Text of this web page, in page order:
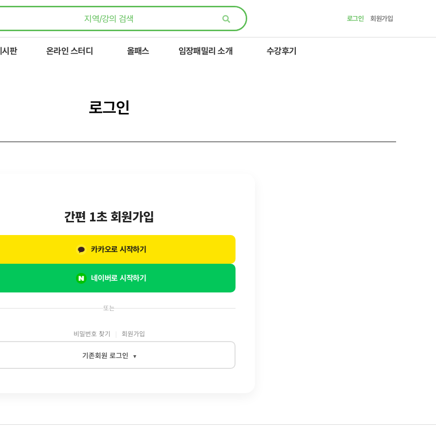
로그인 회원가입
판 온라인 스터디 올패스 임장패밀리 소개 수강후기
로그인
또는
비밀번호 찾기 회원가입
기존회원 로그인 ▾
간편 1초 회원가입
네이버로 시작하기
카카오로 시작하기